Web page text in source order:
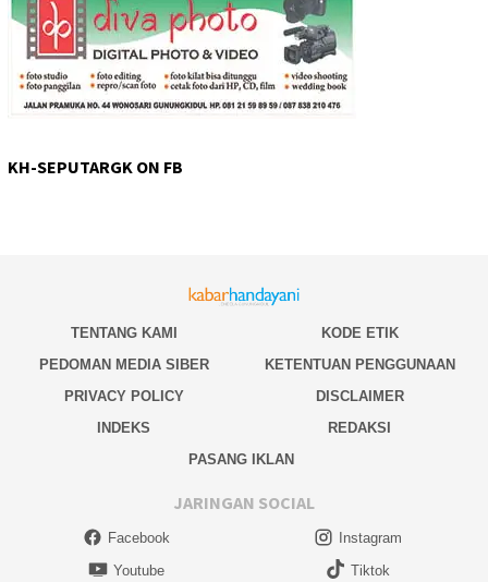
KH-SEPUTARGK ON FB
TENTANG KAMI
KODE ETIK
PEDOMAN MEDIA SIBER
KETENTUAN PENGGUNAAN
PRIVACY POLICY
DISCLAIMER
INDEKS
REDAKSI
PASANG IKLAN
JARINGAN SOCIAL
Facebook
Instagram
Youtube
Tiktok